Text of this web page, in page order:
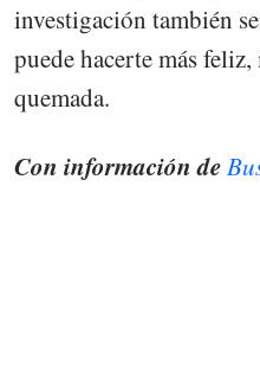
investigación también
puede hacerte más
quemada.
Con información de